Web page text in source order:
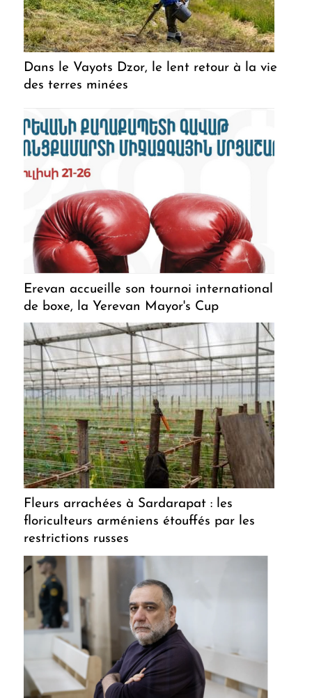
Dans le Vayots Dzor, le lent retour à la vie
des terres minées
Erevan accueille son tournoi international
de boxe, la Yerevan Mayor's Cup
Fleurs arrachées à Sardarapat : les
floriculteurs arméniens étouffés par les
restrictions russes